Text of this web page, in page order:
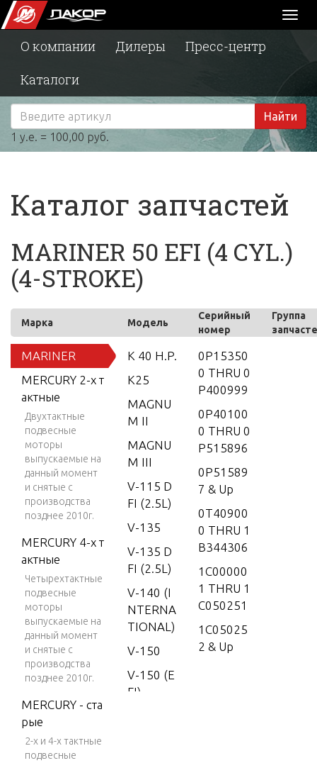
О компании Дилеры
Пресс-центр
Каталоги
Найти
1 у.е. = 100,00 руб.
Каталог запчастей
MARINER 50 EFI (4 CYL.)
(4-STROKE)
Марка Модель
Серийный
номер
Группа
MARINER
MERCURY 2-х т
актные
Двухтактные
подвесные
моторы
выпускаемые на
данный момент
и снятые с
производства
позднее 2010г.
MERCURY 4-х т
актные
Четырехтактные
подвесные
моторы
выпускаемые на
данный момент
и снятые с
производства
позднее 2010г.
MERCURY - ста
рые
2-х и 4-х тактные
подвесные
K 40 H.P.
K25
MAGNU
M II
MAGNU
M III
V-115 D
FI (2.5L)
V-135
V-135 D
FI (2.5L)
V-140 (I
NTERNA
TIONAL)
V-150
V-150 (E
FI)
0P15350
0 THRU 0
P400999
0P40100
0 THRU 0
P515896
0P51589
7 & Up
0T40900
0 THRU 1
B344306
1C00000
1 THRU 1
C050251
1C05025
2 & Up